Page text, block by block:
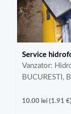
Service
Vanzator:
BUCURESTI,
10.00 lei(1.91 €)